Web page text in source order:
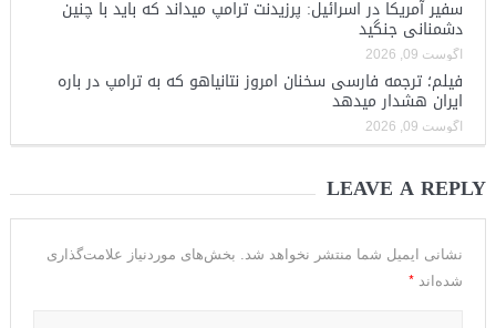
سفیر آمریکا در اسرائیل: پرزیدنت ترامپ میداند که باید با چنین
دشمنانی جنگید
آگوست 09, 2026
فیلم؛ ترجمه فارسی سخنان امروز نتانیاهو که به ترامپ در باره
ایران هشدار میدهد
آگوست 09, 2026
LEAVE A REPLY
نشانی ایمیل شما منتشر نخواهد شد.
بخش‌های موردنیاز علامت‌گذاری
شده‌اند *